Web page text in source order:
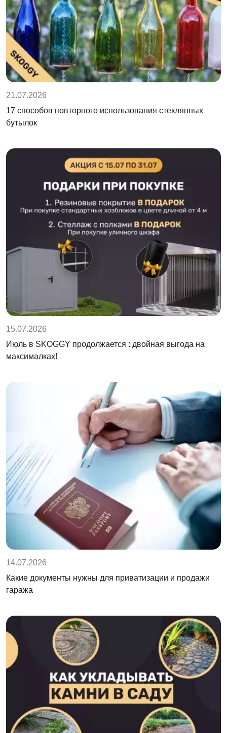
21.07.2026
17 способов повторного использования стеклянных
бутылок
15.07.2026
Июль в SKOGGY продолжается : двойная выгода на
максималках!
14.07.2026
Какие документы нужны для приватизации и продажи
гаража